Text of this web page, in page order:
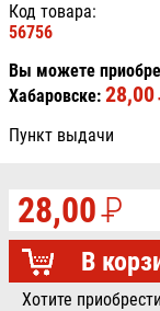
Код товара:
56756
Вы можете
Хабаровске: 28,00
Пункт выдачи
28,00P
УБ.
В
Хотите